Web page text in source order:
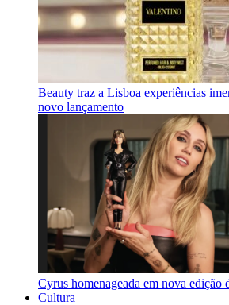
Beauty traz a Lisboa experiências
novo lançamento
Cyrus homenageada em nova edição
Cultura